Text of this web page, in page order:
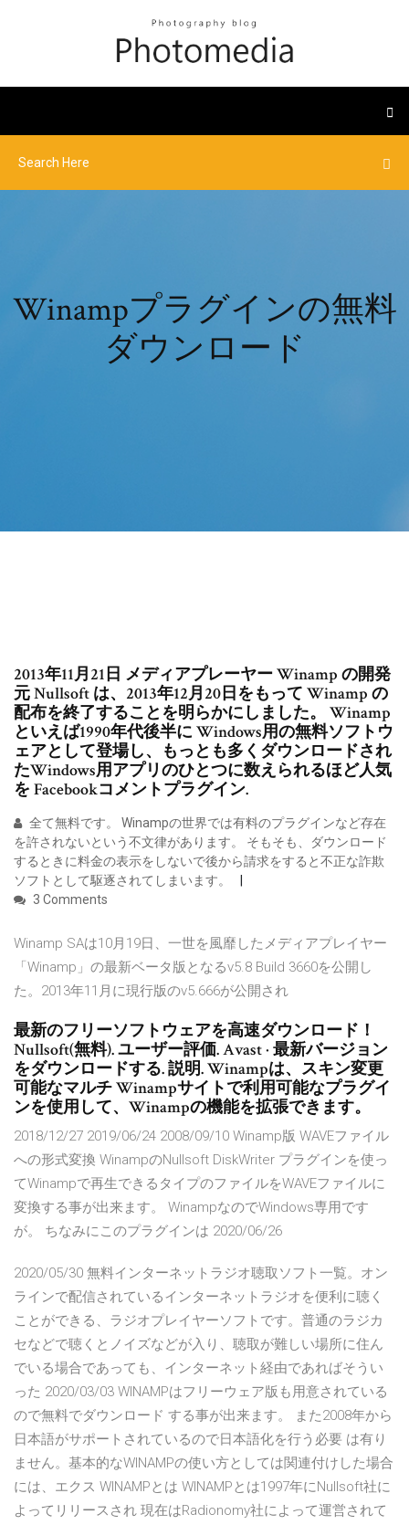
Winampプラグインの無料
ダウンロード
2013年11月21日 メディアプレーヤー Winamp の開発
元 Nullsoft は、2013年12月20日をもって Winamp の
配布を終了することを明らかにしました。 Winamp
といえば1990年代後半に Windows用の無料ソフトウ
ェアとして登場し、もっとも多くダウンロードされ
たWindows用アプリのひとつに数えられるほど人気
を Facebookコメントプラグイン.
全て無料です。 Winampの世界では有料のプラグインなど存在
を許されないという不文律があります。 そもそも、ダウンロード
するときに料金の表示をしないで後から請求をすると不正な詐欺
ソフトとして駆逐されてしまいます。
3 Comments
Winamp SAは10月19日、一世を風靡したメディアプレイヤー
「Winamp」の最新ベータ版となるv5.8 Build 3660を公開し
た。2013年11月に現行版のv5.666が公開され
最新のフリーソフトウェアを高速ダウンロード！
Nullsoft(無料). ユーザー評価. Avast · 最新バージョン
をダウンロードする. 説明. Winampは、スキン変更
可能なマルチ Winampサイトで利用可能なプラグイ
ンを使用して、Winampの機能を拡張できます。
2018/12/27 2019/06/24 2008/09/10 Winamp版 WAVEファイル
への形式変換 WinampのNullsoft DiskWriter プラグインを使っ
てWinampで再生できるタイプのファイルをWAVEファイルに
変換する事が出来ます。 WinampなのでWindows専用です
が。 ちなみにこのプラグインは 2020/06/26
2020/05/30 無料インターネットラジオ聴取ソフト一覧。オン
ラインで配信されているインターネットラジオを便利に聴く
ことができる、ラジオプレイヤーソフトです。普通のラジカ
セなどで聴くとノイズなどが入り、聴取が難しい場所に住ん
でいる場合であっても、インターネット経由であればそうい
った 2020/03/03 WINAMPはフリーウェア版も用意されている
ので無料でダウンロード する事が出来ます。 また2008年から
日本語がサポートされているので日本語化を行う必要 は有り
ません。基本的なWINAMPの使い方としては関連付けした場合
には、エクス WINAMPとは WINAMPとは1997年にNullsoft社に
よってリリースされ 現在はRadionomy社によって運営されて